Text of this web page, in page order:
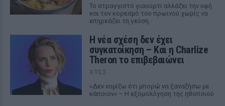
Το στραγγιστό γιαούρτι αλλάζει την υφή
και τον κορεσμό του πρωινού χωρίς να
επηρεάζει τη γεύση.
Η νέα σχέση δεν έχει
συγκατοίκηση – Και η Charlize
Theron το επιβεβαιώνει
ΧΤΕΣ
«Δεν νομίζω ότι μπορώ να ξαναζήσω με
κάποιον» – Η εξομολόγηση της ηθοποιού